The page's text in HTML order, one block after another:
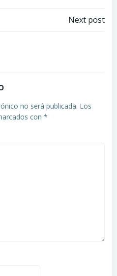
Navegación
Next post
no será publicada. Los
con *